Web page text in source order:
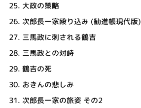
25. 大政の策略
26. 次郎長一家殴り込み (勧進帳現代版)
27. 三馬政に刺される鶴吉
28. 三馬政との対峙
29. 鶴吉の死
30. おきんの悲しみ
31. 次郎長一家の旅姿 その2